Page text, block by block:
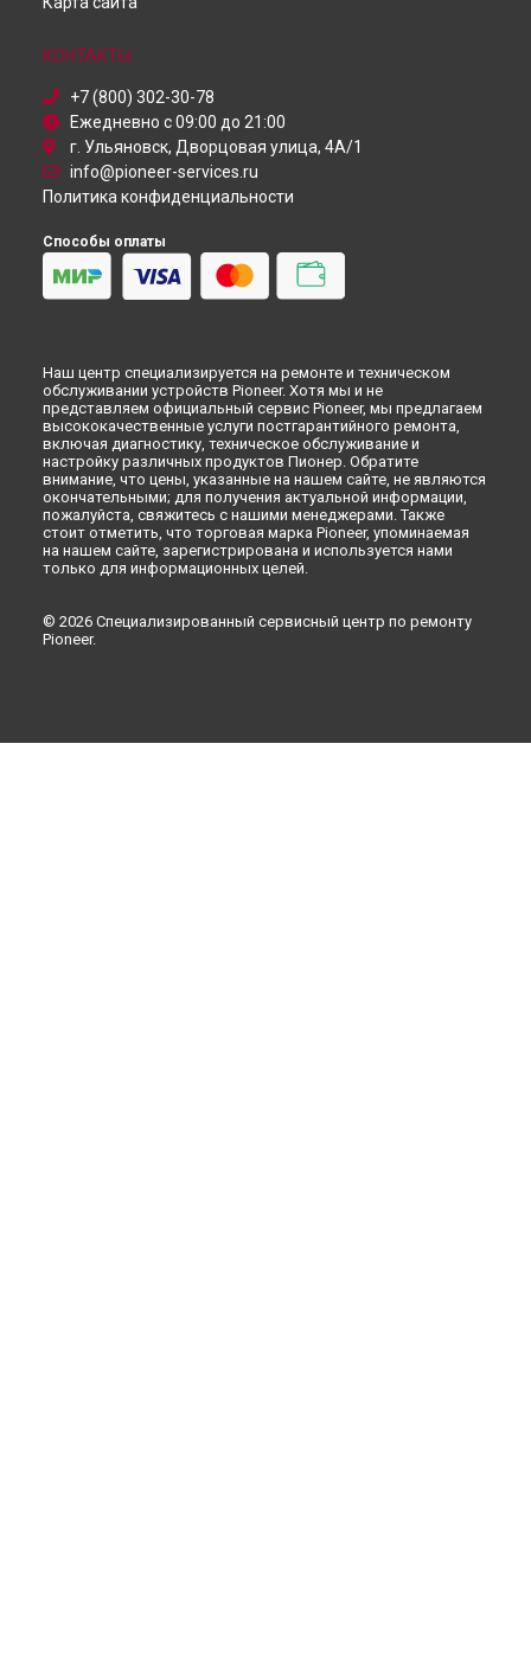
Петербурге
КОНТАКТЫ
+7 (800) 302-30-78
Ежедневно с 09:00 до 21:00
г. Ульяновск, Дворцовая улица, 4А/1
info@pioneer-services.ru
Политика конфиденциальности
Способы оплаты
Наш центр специализируется на ремонте и техническом
обслуживании устройств Pioneer. Хотя мы и не
представляем официальный сервис Pioneer, мы предлагаем
высококачественные услуги постгарантийного ремонта,
включая диагностику, техническое обслуживание и
настройку различных продуктов Пионер. Обратите
внимание, что цены, указанные на нашем сайте, не являются
окончательными; для получения актуальной информации,
пожалуйста, свяжитесь с нашими менеджерами. Также
стоит отметить, что торговая марка Pioneer, упоминаемая
на нашем сайте, зарегистрирована и используется нами
только для информационных целей.
© 2026 Специализированный сервисный центр по ремонту
Pioneer.